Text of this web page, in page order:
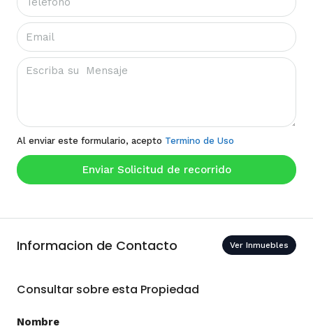
Al enviar este formulario, acepto Termino de Uso
Enviar Solicitud de recorrido
Informacion de Contacto Ver Inmuebles
Consultar sobre esta Propiedad
Nombre